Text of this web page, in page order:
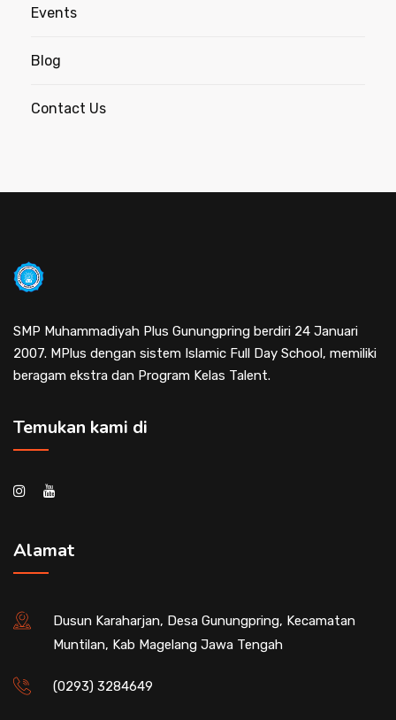
Events
Blog
Contact Us
SMP Muhammadiyah Plus Gunungpring berdiri 24 Januari
2007. MPlus dengan sistem Islamic Full Day School, memiliki
beragam ekstra dan Program Kelas Talent.
Temukan kami di
Alamat
Dusun Karaharjan, Desa Gunungpring, Kecamatan
Muntilan, Kab Magelang Jawa Tengah
(0293) 3284649